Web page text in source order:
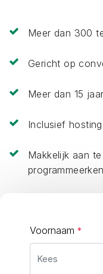
Meer dan 300
Gericht op
Meer dan 15
Inclusief
Makkelijk aan
Voornaam